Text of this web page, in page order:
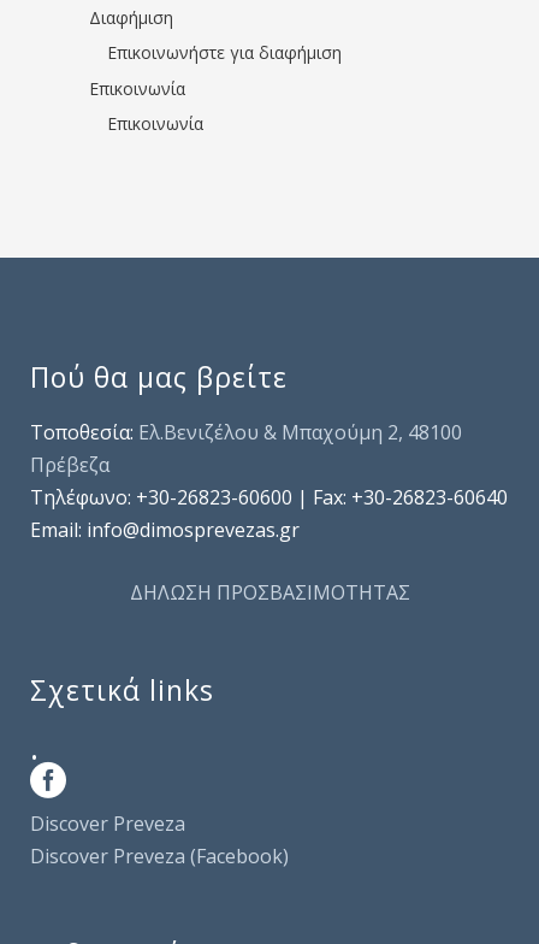
Διαφήμιση
Επικοινωνήστε για διαφήμιση
Επικοινωνία
Επικοινωνία
Πού θα μας βρείτε
Τοποθεσία: Ελ.Βενιζέλου & Μπαχούμη 2, 48100
Πρέβεζα
Τηλέφωνo: +30-26823-60600 | Fax: +30-26823-60640
Email: info@dimosprevezas.gr
ΔΗΛΩΣΗ ΠΡΟΣΒΑΣΙΜΟΤΗΤΑΣ
Σχετικά links
.
Discover Preveza
Discover Preveza (Facebook)